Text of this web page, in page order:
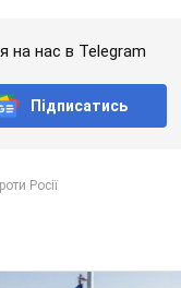
України та
про це не